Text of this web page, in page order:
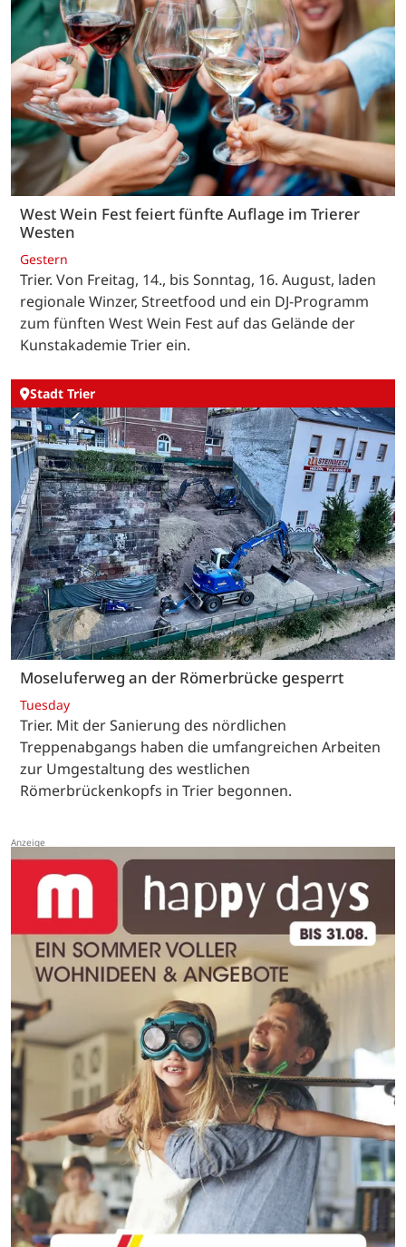
West Wein Fest feiert fünfte Auflage im Trierer
Westen
Gestern
Trier. Von Freitag, 14., bis Sonntag, 16. August, laden
regionale Winzer, Streetfood und ein DJ-Programm
zum fünften West Wein Fest auf das Gelände der
Kunstakademie Trier ein.
Stadt Trier
Moseluferweg an der Römerbrücke gesperrt
Tuesday
Trier. Mit der Sanierung des nördlichen
Treppenabgangs haben die umfangreichen Arbeiten
zur Umgestaltung des westlichen
Römerbrückenkopfs in Trier begonnen.